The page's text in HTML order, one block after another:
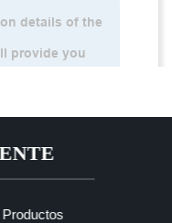
Productos